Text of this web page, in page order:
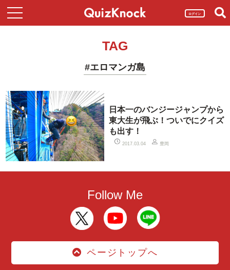
ログイン
TAG
#エロマンガ島
日本一のバンジージャンプから
東大生が飛ぶ！ついでにクイズ
も出す！
2017.03.04 豊岡
Follow Me
ページトップへ